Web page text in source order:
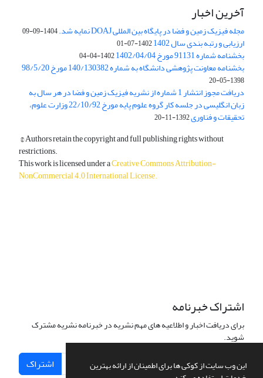
این وب سایت از کوکی ها برای اطمینان از ارائه بهترین
آخرین اخبار
مجله فیزیک زمین و فضا در پایگاه بین المللی DOAJ نمایه شد. 1404-09-09
ارزیابی و رتبه بندی سال 1402 1402-07-01
بخشنامه شماره 91131 مورخ 1402/04/04 1402-04-04
بخشنامه معاونت پژوهشی دانشگاه به شماره 140/130382 مورخ 98/5/20
1398-05-20
دریافت مجوز انتشار 1 شماره از نشریه فیزیک زمین و فضا در هر سال به
زبان انگلیسی در جلسه کار گروه علوم پایه مورخ 22/10/92 وزارت علوم،
تحقیقات و فناوری1392-11-20
© Authors retain the copyright and full publishing rights without
restrictions.
This work is licensed under aCreative Commons Attribution-
NonCommercial 4.0 International License.
اشتراک خبرنامه
برای دریافت اخبار و اطلاعیه های مهم نشریه در خبرنامه نشریه مشترک
شوید.
اشتراک